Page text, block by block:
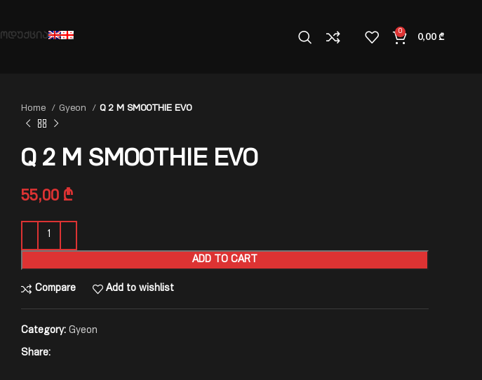
0 0,00₾
Home Gyeon Q 2 M SMOOTHIE EVO
Q 2 M SMOOTHIE EVO
55,00 ₾
ADD TO CART
Compare Add to wishlist
Category: Gyeon
Share: